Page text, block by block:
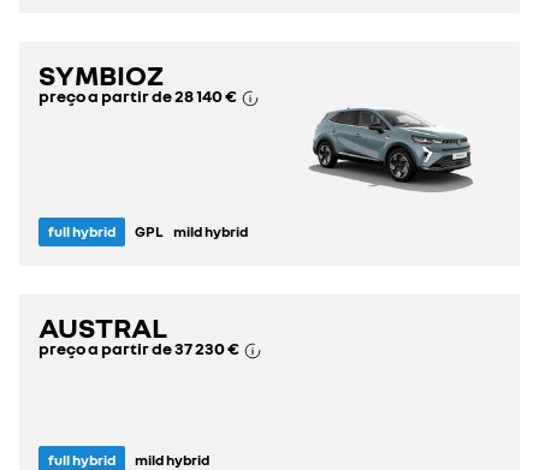
SYMBIOZ
preço a partir de28 140 €
full hybrid GPL mild hybrid
AUSTRAL
preço a partir de37 230 €
full hybrid mild hybrid